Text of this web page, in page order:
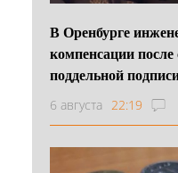
В Оренбурге
компенсации после
поддельной
6 августа 22:19